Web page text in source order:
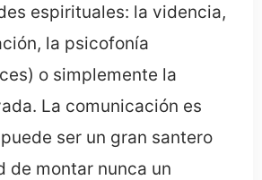
espirituales: la videncia,
la psicofonía
o simplemente la
La comunicación es
ser un gran santero
de montar nunca un